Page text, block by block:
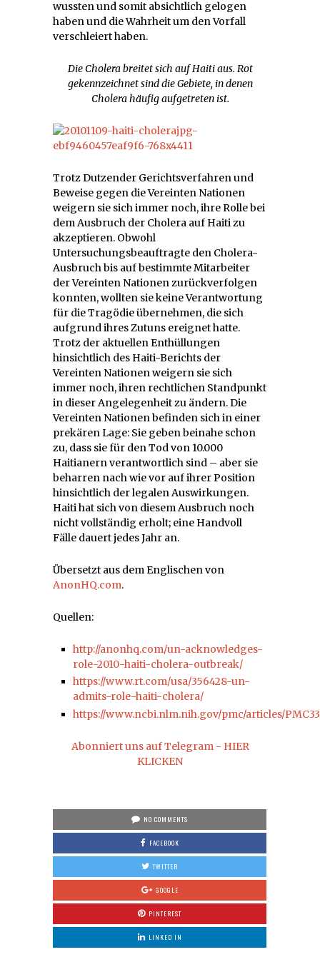
wussten und somit absichtlich gelogen
haben und die Wahrheit um den Vorfall
verschleiert haben.
Die Cholera breitet sich auf Haiti aus. Rot
gekennzeichnet sind die Gebiete, in denen
Cholera häufig aufgetreten ist.
Trotz Dutzender Gerichtsverfahren und
Beweise gegen die Vereinten Nationen
weigern sie sich immer noch, ihre Rolle bei
dem Ausbruch der Cholera auf Haiti zu
akzeptieren. Obwohl
Untersuchungsbeauftragte den Cholera-
Ausbruch bis auf bestimmte Mitarbeiter
der Vereinten Nationen zurückverfolgen
konnten, wollten sie keine Verantwortung
für die Tragödie übernehmen, die sich
aufgrund ihres Zutuns ereignet hatte.
Trotz der aktuellen Enthüllungen
hinsichtlich des Haiti-Berichts der
Vereinten Nationen weigern sie sich
immer noch, ihren rechtlichen Standpunkt
in dieser Angelegenheit zu ändern. Die
Vereinten Nationen befinden sich in einer
prekären Lage: Sie geben beinahe schon
zu, dass sie für den Tod von 10.000
Haitianern verantwortlich sind – aber sie
beharren nach wie vor auf ihrer Position
hinsichtlich der legalen Auswirkungen.
Haiti hat sich von diesem Ausbruch noch
nicht vollständig erholt; eine Handvoll
Fälle dauert jedes Jahr an.
Übersetzt aus dem Englischen von
AnonHQ.com.
Quellen:
http://anonhq.com/un-acknowledges-
role-2010-haiti-cholera-outbreak/
https://www.rt.com/usa/356428-un-
admits-role-haiti-cholera/
https://www.ncbi.nlm.nih.gov/pmc/articles/
Abonniert uns auf Telegram - HIER
KLICKEN
NO COMMENTS
FACEBOOK
TWITTER
GOOGLE
PINTEREST
LINKED IN